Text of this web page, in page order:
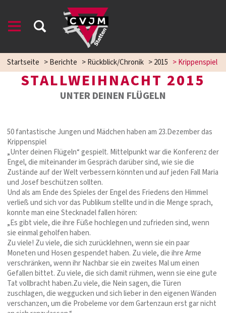
Startseite >Berichte >Rückblick/Chronik >2015 >Krippenspiel
STALLWEIHNACHT 2015
UNTER DEINEN FLÜGELN
50 fantastische Jungen und Mädchen haben am 23.Dezember das
Krippenspiel
„Unter deinen Flügeln“ gespielt. Mittelpunkt war die Konferenz der
Engel, die miteinander im Gespräch darüber sind, wie sie die
Zustände auf der Welt verbessern könnten und auf jeden Fall Maria
und Josef beschützen sollten.
Und als am Ende des Spieles der Engel des Friedens den Himmel
verließ und sich vor das Publikum stellte und in die Menge sprach,
konnte man eine Stecknadel fallen hören:
„Es gibt viele, die ihre Füße hochlegen und zufrieden sind, wenn
sie einmal geholfen haben.
Zu viele! Zu viele, die sich zurücklehnen, wenn sie ein paar
Moneten und Hosen gespendet haben. Zu viele, die ihre Arme
verschränken, wenn ihr Nachbar sie ein zweites Mal um einen
Gefallen bittet. Zu viele, die sich damit rühmen, wenn sie eine gute
Tat vollbracht haben.Zu viele, die Nein sagen, die Türen
zuschlagen, die weggucken und sich lieber in den eigenen Wänden
verschanzen, um die Probeleme vor dem Gartenzaun erst gar nicht